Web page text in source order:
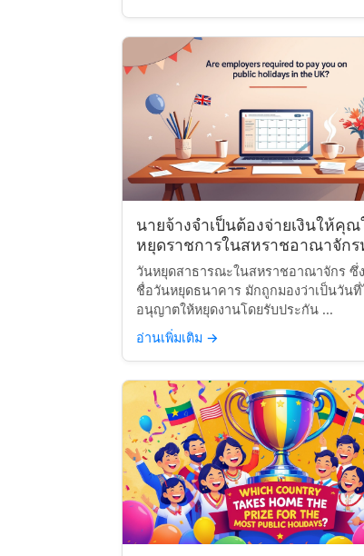
นายจ้างจำเป็นต้องจ่ายเงินให้คุ
หยุดราชการในสหราชอาณาจักร
วันหยุดสาธารณะในสหราชอาณาจักร ซึ่
ชื่อวันหยุดธนาคาร มักถูกมองว่าเป็นวันที่
อนุญาตให้หยุดงานโดยรับประกัน ...
อ่านเพิ่มเติม →